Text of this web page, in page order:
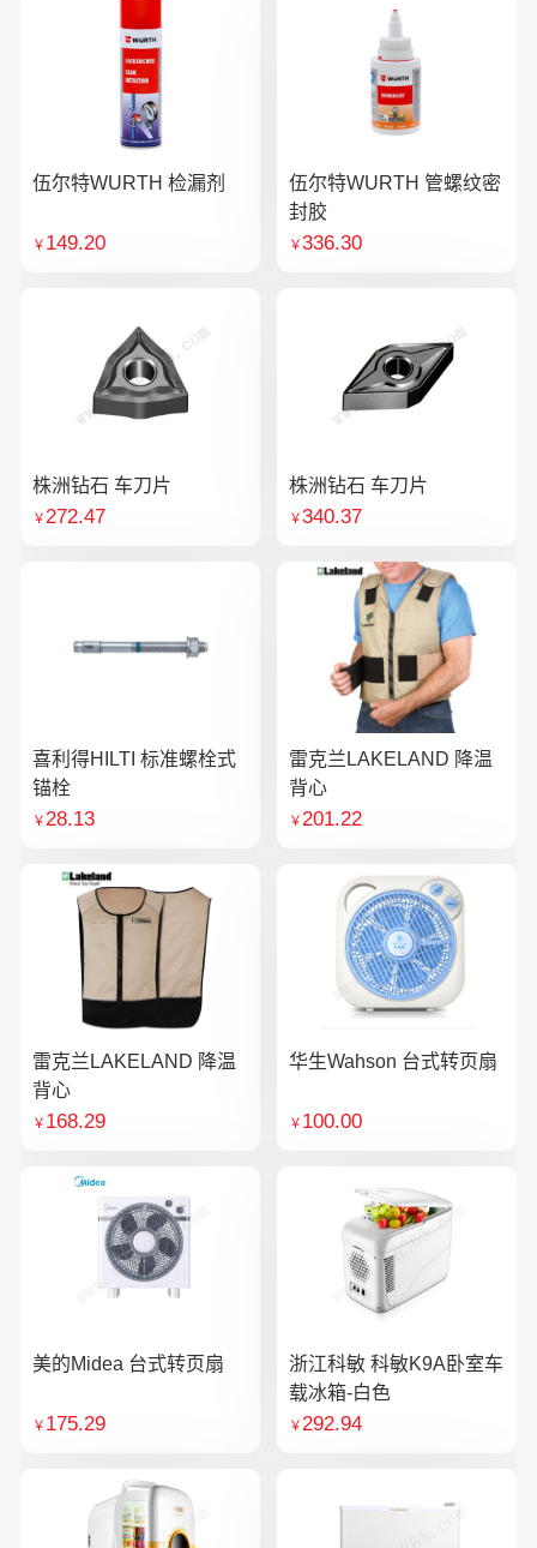
伍尔特WURTH 检漏剂
￥ 149.20
伍尔特WURTH 管螺纹密
封胶
￥336.30
株洲钻石 车刀片
￥272.47
株洲钻石 车刀片
￥340.37
喜利得HILTI 标准螺栓式
锚栓
￥28.13
雷克兰LAKELAND 降温
背心
￥201.22
雷克兰LAKELAND 降温
背心
￥ 168.29
华生Wahson 台式转页扇
￥ 100.00
美的Midea 台式转页扇
￥ 175.29
浙江科敏 科敏K9A卧室车
载冰箱-白色
￥292.94